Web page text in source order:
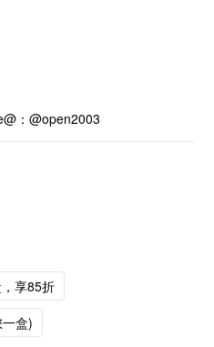
：@open2003
享85折
盒)